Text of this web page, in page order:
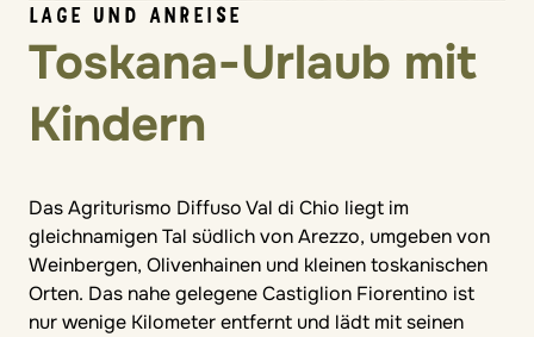
LAGE UND ANREISE
Toskana-Urlaub mit
Kindern
Das Agriturismo Diffuso Val di Chio liegt im
gleichnamigen Tal südlich von Arezzo, umgeben von
Weinbergen, Olivenhainen und kleinen toskanischen
Orten. Das nahe gelegene Castiglion Fiorentino ist
nur wenige Kilometer entfernt und lädt mit seinen